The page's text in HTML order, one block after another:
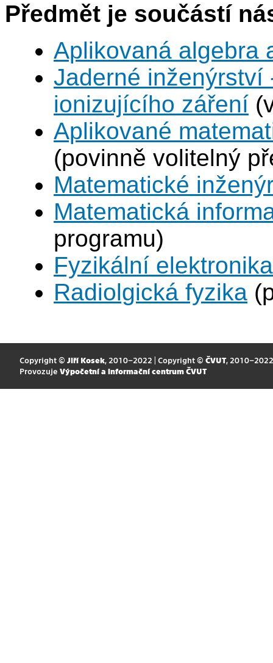
Předmět je součástí
Aplikovaná algebra
Jaderné inženýrství
ionizujícího záření
Aplikované
(povinně volitelný
Matematické
Matematická
programu)
Fyzikální
Radiolgická fyzika
Copyright © Jiří Kosek, 2010–2022 | Copyright © ČVUT, 2010–2022
Provozuje Výpočetní a informační centrum ČVUT